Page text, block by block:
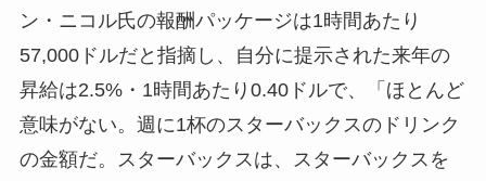
ン・ニコル氏の報酬パッケージは1時間あたり
57,000ドルだと指摘し、自分に提示された来年の
昇給は2.5%・1時間あたり0.40ドルで、「ほとんど
意味がない。週に1杯のスターバックスのドリンク
の金額だ。スターバックスは、スターバックスを